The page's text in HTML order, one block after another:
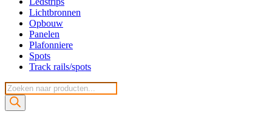
Lichtbronnen
Opbouw
Panelen
Plafonniere
Spots
Track rails/spots
Producten
zoeken